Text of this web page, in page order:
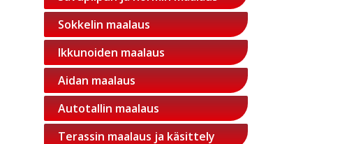
Sokkelin maalaus
Ikkunoiden maalaus
Aidan maalaus
Autotallin maalaus
Terassin maalaus ja käsittely